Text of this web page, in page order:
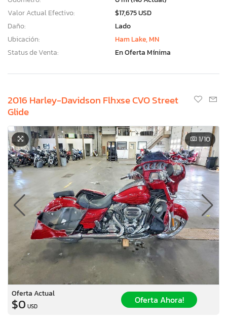
Valor Actual Efectivo:
$17,675 USD
Daño:
Lado
Ubicación:
Ham Lake, MN
Status de Venta:
En Oferta Mínima
2016 Harley-Davidson Flhxse CVO Street
Glide
1/10
Oferta Actual
$0 USD
Oferta Ahora!